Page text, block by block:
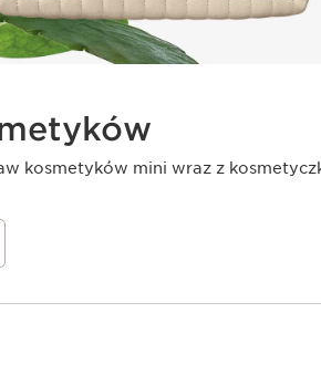
kosmetyków mini wraz z